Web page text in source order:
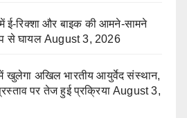
ई-रिक्शा और बाइक की आमने-सामने
से घायल August 3, 2026
अखिल भारतीय आयुर्वेद संस्थान,
पर तेज हुई प्रक्रिया August 3,